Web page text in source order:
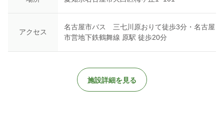
アクセス
名古屋市バス 三七川原おりて徒歩3分・名古屋
市営地下鉄鶴舞線 原駅 徒歩20分
施設詳細を見る